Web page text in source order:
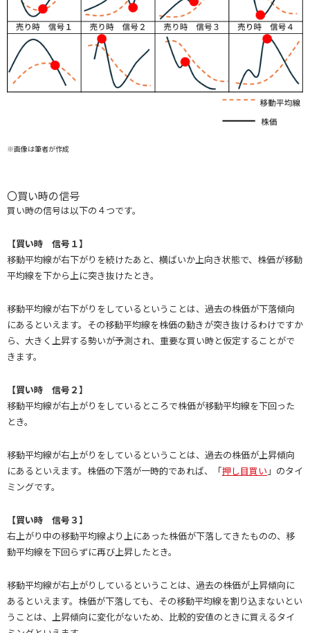
※画像は筆者が作成
〇買い時の信号
買い時の信号は以下の４つです。
【買い時 信号１】
移動平均線が右下がりを続けたあと、横ばいか上向き状態で、株価が移動
平均線を下から上に突き抜けたとき。
移動平均線が右下がりをしているということは、過去の株価が下落傾向
にあるといえます。その移動平均線を株価の動きが突き抜けるわけですか
ら、大きく上昇する勢いが予測され、重要な買い時と仮定することがで
きます。
【買い時 信号２】
移動平均線が右上がりをしているところで株価が移動平均線を下回った
とき。
移動平均線が右上がりをしているということは、過去の株価が上昇傾向
にあるといえます。株価の下落が一時的であれば、「押し目買い 」のタイ
ミングです。
【買い時 信号３】
右上がり中の移動平均線より上にあった株価が下落してきたものの、移
動平均線を下回らずに再び上昇したとき。
移動平均線が右上がりしているということは、過去の株価が上昇傾向に
あるといえます。株価が下落しても、その移動平均線を割り込まないとい
うことは、上昇傾向に変化がないため、比較的安値のときに買えるタイ